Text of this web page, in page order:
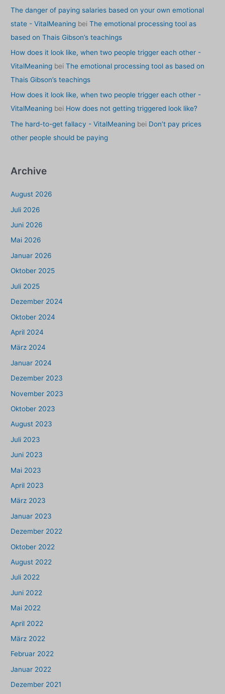
The danger of paying salaries based on your own emotional
state - VitalMeaning beiThe emotional processing tool as
based on Thais Gibson’s teachings
How does it look like, when two people trigger each other -
VitalMeaning beiThe emotional processing tool as based on
Thais Gibson’s teachings
How does it look like, when two people trigger each other -
VitalMeaning bei How does not getting triggered look like?
The hard-to-get fallacy - VitalMeaning bei Don’t pay prices
other people should be paying
Archive
August 2026
Juli 2026
Juni 2026
Mai 2026
Januar 2026
Oktober 2025
Juli 2025
Dezember 2024
Oktober 2024
April 2024
März 2024
Januar 2024
Dezember 2023
November 2023
Oktober 2023
August 2023
Juli 2023
Juni 2023
Mai 2023
April 2023
März 2023
Januar 2023
Dezember 2022
Oktober 2022
August 2022
Juli 2022
Juni 2022
Mai 2022
April 2022
März 2022
Februar 2022
Januar 2022
Dezember 2021